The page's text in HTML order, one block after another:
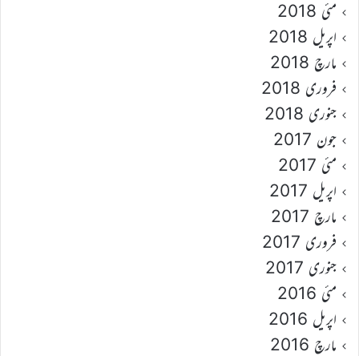
مئی 2018
اپریل 2018
مارچ 2018
فروری 2018
جنوری 2018
جون 2017
مئی 2017
اپریل 2017
مارچ 2017
فروری 2017
جنوری 2017
مئی 2016
اپریل 2016
مارچ 2016